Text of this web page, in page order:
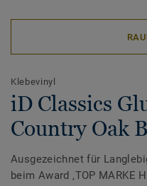
Klebevinyl
iD Classics
Country Oak
Ausgezeichnet für
beim Award ‚TOP MARKE